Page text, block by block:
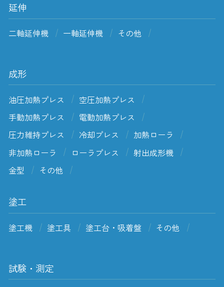
延伸
二軸延伸機 一軸延伸機 その他
成形
油圧加熱プレス
空圧加熱プレス
手動加熱プレス
電動加熱プレス
圧力維持プレス
冷却プレス
加熱ローラ
非加熱ローラ
ローラプレス
射出成形機
金型
その他
塗工
塗工機 塗工具 塗工台・吸着盤 その他
試験・測定